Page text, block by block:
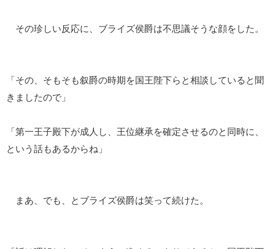
その珍しい反応に、ブライズ侯爵は不思議そうな顔をした。
「その、そもそも叙爵の時期を国王陛下らと相談していると聞
きましたので」
「第一王子殿下が成人し、王位継承を確定させるのと同時に、
という話もあるからね」
まあ、でも、とブライズ侯爵は笑って続けた。